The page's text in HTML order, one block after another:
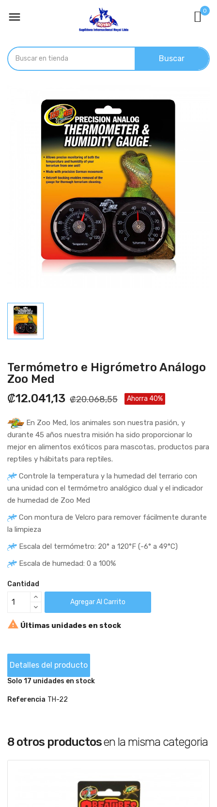
 0
Buscar
Termómetro e Higrómetro Análogo
Zoo Med
₡12.041,13 ₡20.068,55 Ahorra 40%
En Zoo Med, los animales son nuestra pasión, y
durante 45 años nuestra misión ha sido proporcionar lo
mejor en alimentos exóticos para mascotas, productos para
reptiles y hábitats para reptiles.
Controle la temperatura y la humedad del terrario con
una unidad con el termómetro analógico dual y el indicador
de humedad de Zoo Med
Con montura de Velcro para remover fácilmente durante
la limpieza
Escala del termómetro: 20° a 120°F (-6° a 49°C)
Escala de humedad: 0 a 100%
Cantidad
Agregar Al Carrito
 Últimas unidades en stock
Detalles del producto
Solo 17 unidades en stock
Referencia TH-22
8 otros productosen la misma categoria